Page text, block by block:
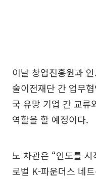
이날 창업진흥원과
술이전재단 간 업무
국 유망 기업 간 교류
역할을 할 예정이다.
노 차관은 “인도를
로벌 K-파운더스 네